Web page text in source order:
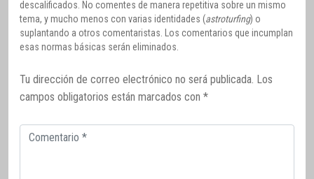
descalificados. No comentes de manera repetitiva sobre un mismo
tema, y mucho menos con varias identidades (astroturfing) o
suplantando a otros comentaristas. Los comentarios que incumplan
esas normas básicas serán eliminados.
Tu dirección de correo electrónico no será publicada. Los
campos obligatorios están marcados con *
Comentario